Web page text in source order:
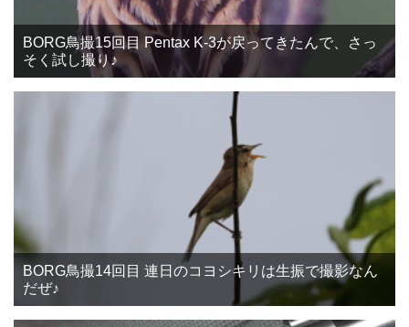
BORG鳥撮15回目 Pentax K-3が戻ってきたんで、さっ
そく試し撮り♪
BORG鳥撮14回目 連日のコヨシキリは生振で撮影なん
だぜ♪